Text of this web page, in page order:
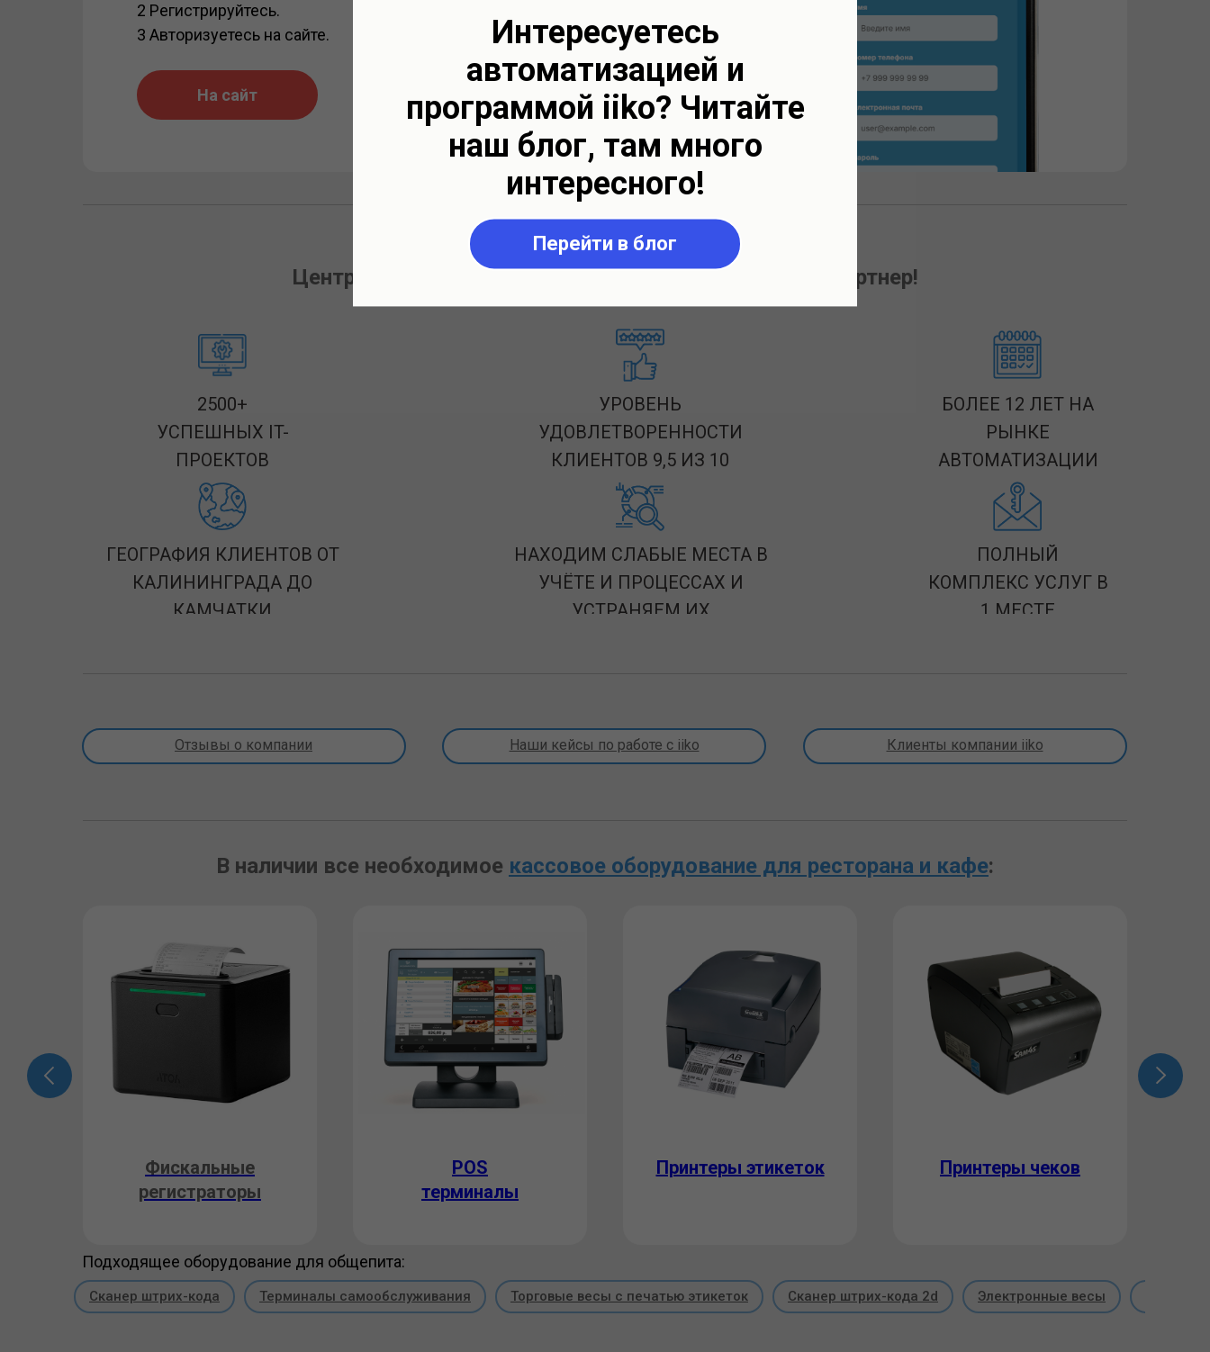
2 Регистрируйтесь.
3 Авторизуетесь на сайте.
На сайт
Центр автоматизации Мультибит — ваш надежный партнер!
УРОВЕНЬ
УДОВЛЕТВОРЕННОСТИ
КЛИЕНТОВ 9,5 ИЗ 10
НАХОДИМ СЛАБЫЕ МЕСТА В
УЧЁТЕ И ПРОЦЕССАХ И
УСТРАНЯЕМ ИХ
2500+
УСПЕШНЫХ IT-
ПРОЕКТОВ
ГЕОГРАФИЯ КЛИЕНТОВ ОТ
КАЛИНИНГРАДА ДО
КАМЧАТКИ
ПОЛНЫЙ
КОМПЛЕКС УСЛУГ В
1 МЕСТЕ
БОЛЕЕ 12 ЛЕТ НА
РЫНКЕ
АВТОМАТИЗАЦИИ
Клиенты компании iiko
Наши кейсы по работе с iiko
Отзывы о компании
В наличии все необходимое кассовое оборудование для ресторана и кафе:
Фискальные
регистраторы
POS
терминалы
Принтеры этикеток
Принтеры чеков
Сканер штрих-кода Терминалы самообслуживания Торговые весы с печатью этикеток Сканер штрих-кода 2d Электронные весы
Подходящее оборудование для общепита:
Интересуетесь
автоматизацией и
программой iiko? Читайте
наш блог, там много
интересного!
Перейти в блог